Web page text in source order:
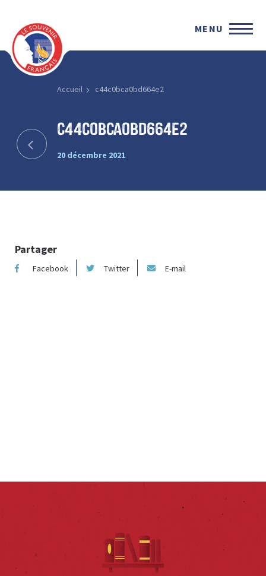
MENU
Accueil c44c0bca0bd664e2
c44c0bca0bd664e2
20 décembre 2021
Partager
Facebook Twitter E-mail